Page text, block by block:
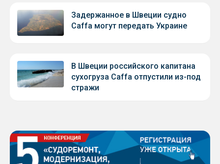
Задержанное в Швеции судно
Caffa могут передать Украине
В Швеции российского капитана
сухогруза Caffa отпустили из-под
стражи